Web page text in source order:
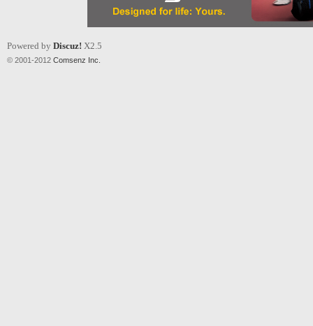
Powered by Discuz! X2.5
© 2001-2012 Comsenz Inc.